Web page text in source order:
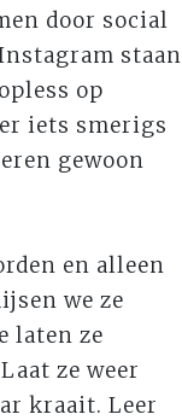
door social
staan
op
iets smerigs
gewoon
en alleen
we ze
laten ze
ze weer
kraait. Leer